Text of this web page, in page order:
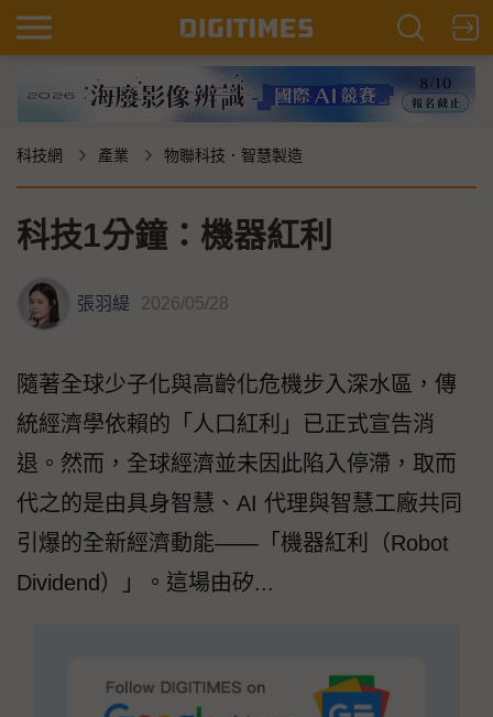
科技網 產業 物聯科技．智慧製造
科技1分鐘：機器紅利
張羽緹 2026/05/28
隨著全球少子化與高齡化危機步入深水區，傳
統經濟學依賴的「人口紅利」已正式宣告消
退。然而，全球經濟並未因此陷入停滯，取而
代之的是由具身智慧、AI 代理與智慧工廠共同
引爆的全新經濟動能——「機器紅利（Robot
Dividend）」。這場由矽...